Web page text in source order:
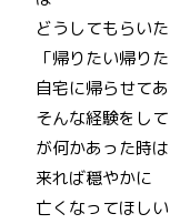
どうしてもらい
「帰りたい帰り
自宅に帰らせて
そんな経験をし
が何かあった時
来れば穏やかに
亡くなってほし